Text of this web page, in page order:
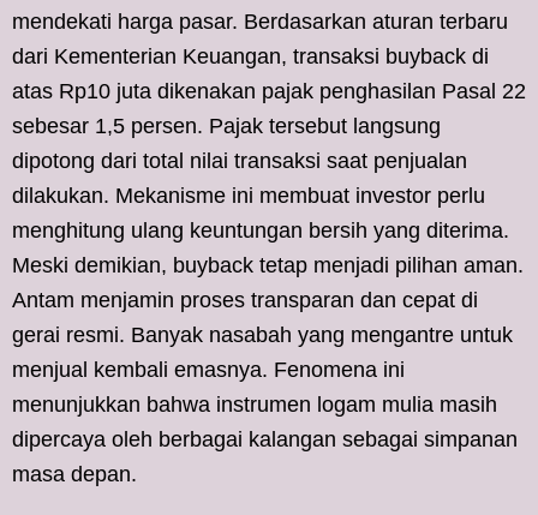
mendekati harga pasar. Berdasarkan aturan terbaru
dari Kementerian Keuangan, transaksi buyback di
atas Rp10 juta dikenakan pajak penghasilan Pasal 22
sebesar 1,5 persen. Pajak tersebut langsung
dipotong dari total nilai transaksi saat penjualan
dilakukan. Mekanisme ini membuat investor perlu
menghitung ulang keuntungan bersih yang diterima.
Meski demikian, buyback tetap menjadi pilihan aman.
Antam menjamin proses transparan dan cepat di
gerai resmi. Banyak nasabah yang mengantre untuk
menjual kembali emasnya. Fenomena ini
menunjukkan bahwa instrumen logam mulia masih
dipercaya oleh berbagai kalangan sebagai simpanan
masa depan.